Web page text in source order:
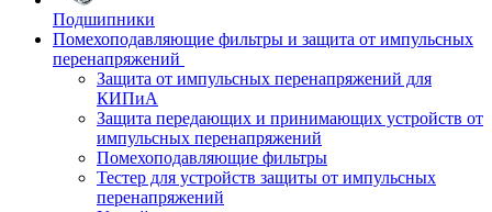
Подшипники
Помехоподавляющие фильтры и защита от импульсных
перенапряжений
Защита от импульсных перенапряжений для
КИПиА
Защита передающих и принимающих устройств от
импульсных перенапряжений
Помехоподавляющие фильтры
Тестер для устройств защиты от импульсных
перенапряжений